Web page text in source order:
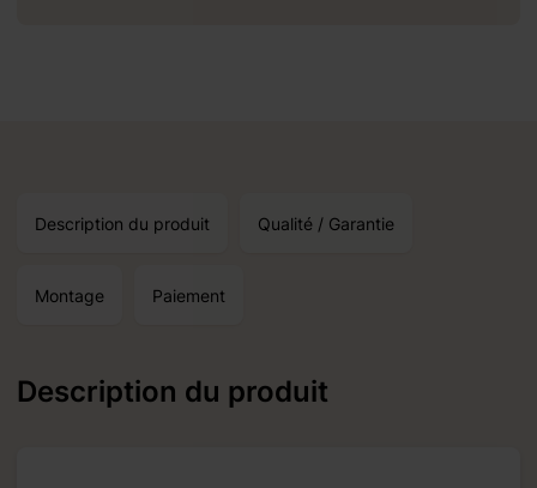
Description du produit Qualité / Garantie
Montage Paiement
Description du produit
réception autour du:
standard et un